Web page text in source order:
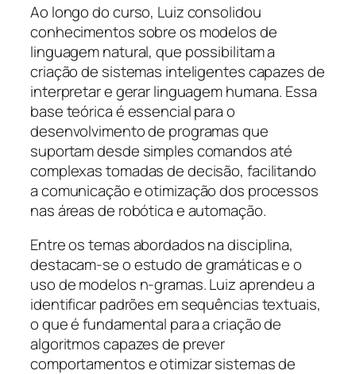
Ao longo do curso, Luiz consolidou
conhecimentos sobre os modelos de
linguagem natural, que possibilitam a
criação de sistemas inteligentes capazes de
interpretar e gerar linguagem humana. Essa
base teórica é essencial para o
desenvolvimento de programas que
suportam desde simples comandos até
complexas tomadas de decisão, facilitando
a comunicação e otimização dos processos
nas áreas de robótica e automação.
Entre os temas abordados na disciplina,
destacam-se o estudo de gramáticas e o
uso de modelos n-gramas. Luiz aprendeu a
identificar padrões em sequências textuais,
o que é fundamental para a criação de
algoritmos capazes de prever
comportamentos e otimizar sistemas de